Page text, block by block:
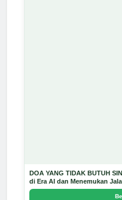
DOA YANG TIDAK BUTUH
di Era AI dan Menemukan
Arda Dinata